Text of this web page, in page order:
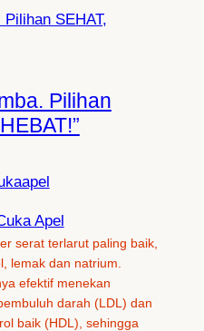
Pilihan
Apel
serat terlarut paling baik,
lemak dan natrium.
efektif menekan
darah (LDL) dan
baik (HDL), sehingga